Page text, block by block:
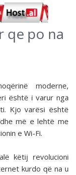
qe po na
moderne,
është i varur nga
Kjo varësi është
më e lehtë me
e Wi-Fi.
këtij revolucioni
kurdo që na u